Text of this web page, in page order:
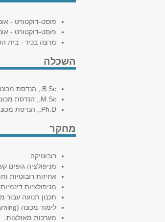
פוסט-דוקטורט -
פוסט-דוקטורט -
מרצה בכיר - בית
השכלה
B.Sc., הנדסת מכונות מכאנית, אוניברסיטת בן-גוריון בנגב (בהצטיינות), 2008.
M.Sc., הנדסת מכונות מכאנית, אוניברסיטת בן-גוריון בנגב, 2012.
Ph.D., הנדסת מכונות מכאנית, אוניברסיטת בן-גוריון בנגב, 2016.
מחקר
רובוטיקה.
מניפולציה גופים
אחיזות רובוטיות
מניפולציות דינמיות.
תכנון תנועה עבור
לימוד מכונה (Machine learning) עבור רובוטים.
מערכות מאולצות.